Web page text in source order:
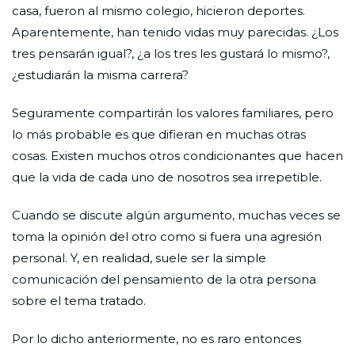
casa, fueron al mismo colegio, hicieron deportes.
Aparentemente, han tenido vidas muy parecidas. ¿Los
tres pensarán igual?, ¿a los tres les gustará lo mismo?,
¿estudiarán la misma carrera?
Seguramente compartirán los valores familiares, pero
lo más probable es que difieran en muchas otras
cosas. Existen muchos otros condicionantes que hacen
que la vida de cada uno de nosotros sea irrepetible.
Cuando se discute algún argumento, muchas veces se
toma la opinión del otro como si fuera una agresión
personal. Y, en realidad, suele ser la simple
comunicación del pensamiento de la otra persona
sobre el tema tratado.
Por lo dicho anteriormente, no es raro entonces